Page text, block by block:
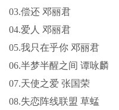
03.偿还 邓丽君
04.爱人 邓丽君
05.我只在乎你 邓丽君
06.半梦半醒之间 谭咏麟
07.天使之爱 张国荣
08.失恋阵线联盟 草蜢